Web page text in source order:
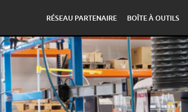
RÉSEAU PARTENAIRE BOÎTE À OUTILS